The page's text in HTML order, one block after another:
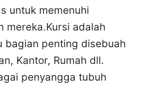
untuk memenuhi
mereka.Kursi adalah
bagian penting disebuah
Kantor, Rumah dll.
penyangga tubuh